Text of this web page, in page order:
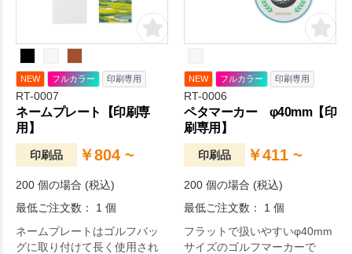
NEW フルカラー 印刷専用
RT-0007
ネームプレート【印刷専
用】
印刷品 ￥804 ~
200 個の場合 (税込)
最低ご注文数： 1 個
ネームプレートはゴルフバッ
グに取り付けて長く使用され
NEW フルカラー 印刷専用
RT-0006
ペタマーカー φ40mm【印
刷専用】
印刷品 ￥411 ~
200 個の場合 (税込)
最低ご注文数： 1 個
フラットで扱いやすいφ40mm
サイズのゴルフマーカーで